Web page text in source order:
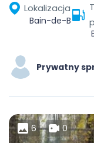
Lokalizacja
Bain-de-Bretagne, Redon, Ille-et-Vilaine, Bretagne, France métropolitaine, 35470, France
Prywatny
6 0